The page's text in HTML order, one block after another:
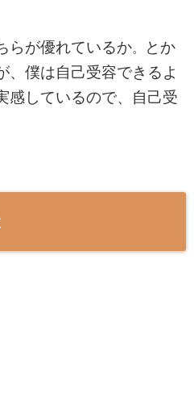
らが優れているか。
とか
、僕は自己受容できるよ
感しているので、自己受